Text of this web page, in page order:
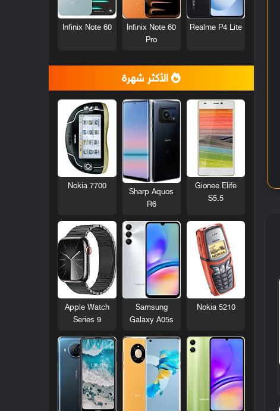
Realme P4 Lite
Infinix Note 60
Pro
Infinix Note 60
الأكثر شهرة
Gionee Elife
S5.5
Sharp Aquos
R6
Nokia 7700
Nokia 5210
Samsung
Galaxy A05s
Apple Watch
Series 9